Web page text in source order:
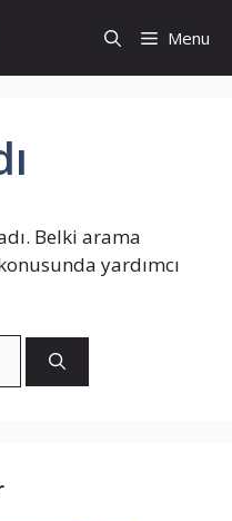
Menu
Belki arama
yardımcı